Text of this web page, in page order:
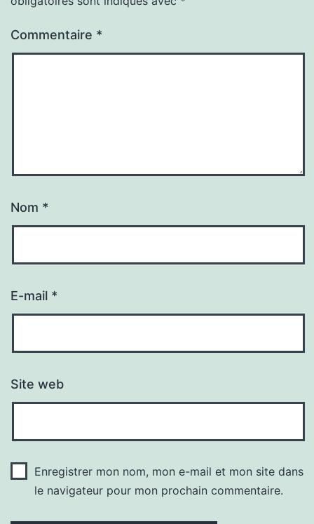
Commentaire *
Nom *
E-mail *
Site web
Enregistrer mon nom, mon e-mail et mon site dans
le navigateur pour mon prochain commentaire.